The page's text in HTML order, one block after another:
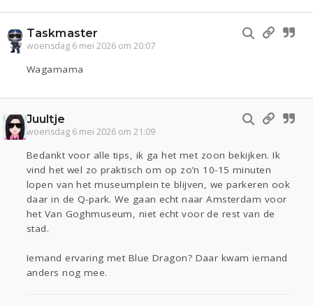
Taskmaster
woensdag 6 mei 2026 om 20:07
Wagamama
Juultje
woensdag 6 mei 2026 om 21:09
Bedankt voor alle tips, ik ga het met zoon bekijken. Ik
vind het wel zo praktisch om op zo’n 10-15 minuten
lopen van het museumplein te blijven, we parkeren ook
daar in de Q-park. We gaan echt naar Amsterdam voor
het Van Goghmuseum, niet echt voor de rest van de
stad.
Iemand ervaring met Blue Dragon? Daar kwam iemand
anders nog mee.